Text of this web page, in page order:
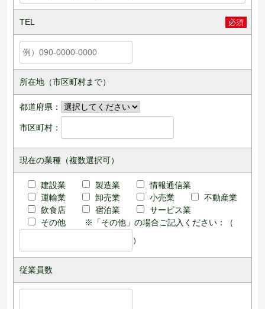
TEL 必須
所在地（市区町村まで）
都道府県：
市区町村：
現在の業種（複数選択可）
建設業 製造業
情報通信業
運輸業
卸売業 小売業
不動産業
飲食店
宿泊業
サービス業
その他
※「その他」の場合ご記入ください：（
）
従業員数